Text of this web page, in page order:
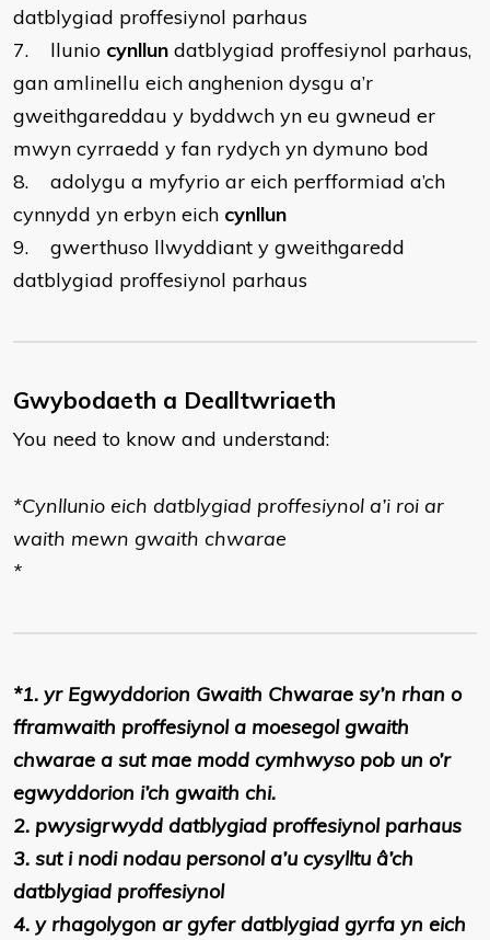
datblygiad proffesiynol parhaus
7. llunio cynllun datblygiad proffesiynol parhaus,
gan amlinellu eich anghenion dysgu a’r
gweithgareddau y byddwch yn eu gwneud er
mwyn cyrraedd y fan rydych yn dymuno bod
8. adolygu a myfyrio ar eich perfformiad a’ch
cynnydd yn erbyn eich cynllun
9. gwerthuso llwyddiant y gweithgaredd
datblygiad proffesiynol parhaus
Gwybodaeth a Dealltwriaeth
You need to know and understand:
*Cynllunio eich datblygiad proffesiynol a’i roi ar
waith mewn gwaith chwarae
*
*1. yr Egwyddorion Gwaith Chwarae sy’n rhan o
fframwaith proffesiynol a moesegol gwaith
chwarae a sut mae modd cymhwyso pob un o’r
egwyddorion i’ch gwaith chi.
2. pwysigrwydd datblygiad proffesiynol parhaus
3. sut i nodi nodau personol a’u cysylltu â’ch
datblygiad proffesiynol
4. y rhagolygon ar gyfer datblygiad gyrfa yn eich